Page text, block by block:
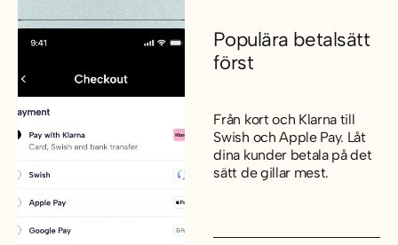
Populära betalsätt
först
Från kort och Klarna till
Swish och Apple Pay. Låt
dina kunder betala på det
sätt de gillar mest.